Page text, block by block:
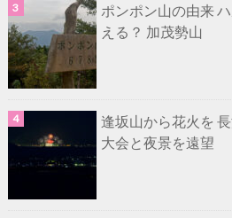
ポンポン山の由来
える？ 加茂勢山
逢坂山から花火を
大会と夜景を遠望